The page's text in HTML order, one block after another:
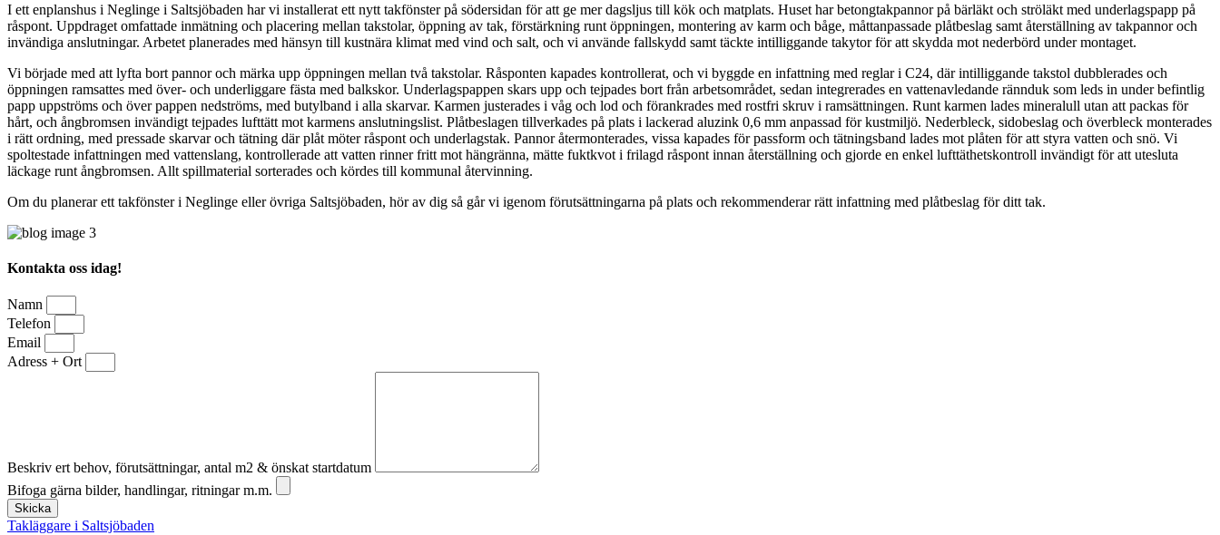
I ett enplanshus i Neglinge i Saltsjöbaden har vi installerat ett nytt takfönster på södersidan för att ge mer dagsljus till kök och matplats. Huset har betongtakpannor på bärläkt och ströläkt med underlagspapp på
råspont. Uppdraget omfattade inmätning och placering mellan takstolar, öppning av tak, förstärkning runt öppningen, montering av karm och båge, måttanpassade plåtbeslag samt återställning av takpannor och
invändiga anslutningar. Arbetet planerades med hänsyn till kustnära klimat med vind och salt, och vi använde fallskydd samt täckte intilliggande takytor för att skydda mot nederbörd under montaget.
Vi började med att lyfta bort pannor och märka upp öppningen mellan två takstolar. Råsponten kapades kontrollerat, och vi byggde en infattning med reglar i C24, där intilliggande takstol dubblerades och
öppningen ramsattes med över- och underliggare fästa med balkskor. Underlagspappen skars upp och tejpades bort från arbetsområdet, sedan integrerades en vattenavledande rännduk som leds in under befintlig
papp uppströms och över pappen nedströms, med butylband i alla skarvar. Karmen justerades i våg och lod och förankrades med rostfri skruv i ramsättningen. Runt karmen lades mineralull utan att packas för
hårt, och ångbromsen invändigt tejpades lufttätt mot karmens anslutningslist. Plåtbeslagen tillverkades på plats i lackerad aluzink 0,6 mm anpassad för kustmiljö. Nederbleck, sidobeslag och överbleck monterades
i rätt ordning, med pressade skarvar och tätning där plåt möter råspont och underlagstak. Pannor återmonterades, vissa kapades för passform och tätningsband lades mot plåten för att styra vatten och snö. Vi
spoltestade infattningen med vattenslang, kontrollerade att vatten rinner fritt mot hängränna, mätte fuktkvot i frilagd råspont innan återställning och gjorde en enkel lufttäthetskontroll invändigt för att utesluta
läckage runt ångbromsen. Allt spillmaterial sorterades och kördes till kommunal återvinning.
Om du planerar ett takfönster i Neglinge eller övriga Saltsjöbaden, hör av dig så går vi igenom förutsättningarna på plats och rekommenderar rätt infattning med plåtbeslag för ditt tak.
Kontakta oss idag!
Namn
Telefon
Email
Adress + Ort
Beskriv ert behov, förutsättningar, antal m2 & önskat startdatum
Bifoga gärna bilder, handlingar, ritningar m.m.
Skicka
Takläggare i Saltsjöbaden